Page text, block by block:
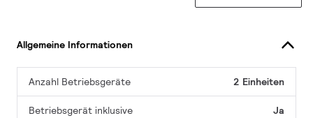
Allgemeine Informationen
Anzahl Betriebsgeräte 2 Einheiten
Betriebsgerät inklusive Ja